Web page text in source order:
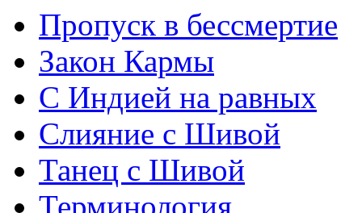
Пропуск в бессмертие
Закон Кармы
С Индией на равных
Слияние с Шивой
Танец с Шивой
Терминология